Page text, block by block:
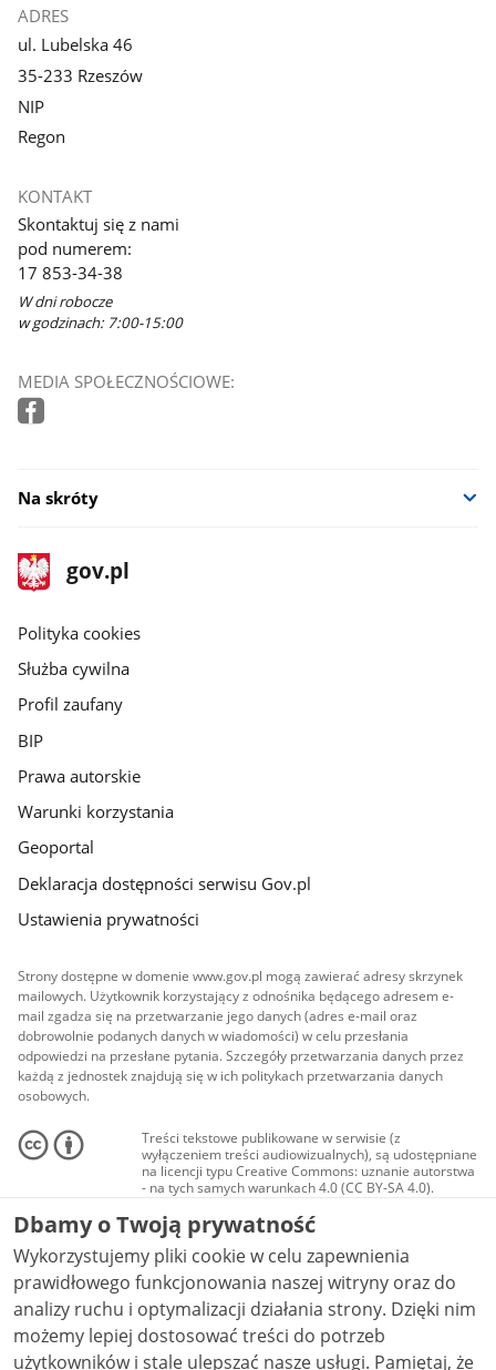
ADRES
ul. Lubelska 46
35-233 Rzeszów
NIP
Regon
KONTAKT
Skontaktuj się z nami
pod numerem:
17 853-34-38
W dni robocze
w godzinach: 7:00-15:00
MEDIA SPOŁECZNOŚCIOWE:
Na skróty
stopka
gov.pl
Strona
gov.pl
gov.pl
Polityka cookies
Służba cywilna
Profil zaufany
BIP
Prawa autorskie
Warunki korzystania
Geoportal
Deklaracja dostępności serwisu Gov.pl
Ustawienia prywatności
Strony dostępne w domenie www.gov.pl mogą zawierać adresy skrzynek
mailowych. Użytkownik korzystający z odnośnika będącego adresem e-
mail zgadza się na przetwarzanie jego danych (adres e-mail oraz
dobrowolnie podanych danych w wiadomości) w celu przesłania
odpowiedzi na przesłane pytania. Szczegóły przetwarzania danych przez
każdą z jednostek znajdują się w ich politykach przetwarzania danych
osobowych.
Treści tekstowe publikowane w serwisie (z
wyłączeniem treści audiowizualnych), są udostępniane
na licencji typu Creative Commons: uznanie autorstwa
- na tych samych warunkach 4.0 (CC BY-SA 4.0).
Materiały audiowizualne, w tym zdjęcia, materiały
audio i wideo, są udostępniane na licencji typu
Creative Commons: uznanie autorstwa użycie
niekomercyjne - bez utworów zależnych 4.0 (CC BY-
NC-ND 4.0), o ile nie jest to stwierdzone inaczej.
Dbamy o Twoją prywatność
Wykorzystujemy pliki cookie w celu zapewnienia
prawidłowego funkcjonowania naszej witryny oraz do
analizy ruchu i optymalizacji działania strony. Dzięki nim
możemy lepiej dostosować treści do potrzeb
użytkowników i stale ulepszać nasze usługi. Pamiętaj, że